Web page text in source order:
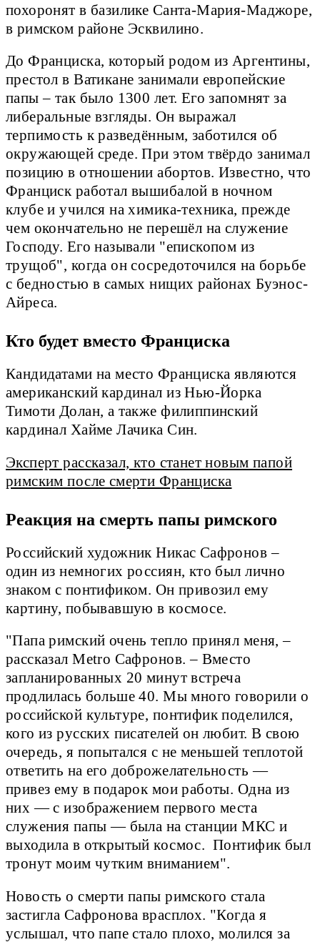
похоронят в базилике Санта-Мария-Маджоре,
в римском районе Эсквилино.
До Франциска, который родом из Аргентины,
престол в Ватикане занимали европейские
папы – так было 1300 лет. Его запомнят за
либеральные взгляды. Он выражал
терпимость к разведённым, заботился об
окружающей среде. При этом твёрдо занимал
позицию в отношении абортов. Известно, что
Франциск работал вышибалой в ночном
клубе и учился на химика-техника, прежде
чем окончательно не перешёл на служение
Господу. Его называли "епископом из
трущоб", когда он сосредоточился на борьбе
с бедностью в самых нищих районах Буэнос-
Айреса.
Кто будет вместо Франциска
Кандидатами на место Франциска являются
американский кардинал из Нью-Йорка
Тимоти Долан, а также филиппинский
кардинал Хайме Лачика Син.
Эксперт рассказал, кто станет новым папой
римским после смерти Франциска
Реакция на смерть папы римского
Российский художник Никас Сафронов –
один из немногих россиян, кто был лично
знаком с понтификом. Он привозил ему
картину, побывавшую в космосе.
"Папа римский очень тепло принял меня, –
рассказал Metro Сафронов. – Вместо
запланированных 20 минут встреча
продлилась больше 40. Мы много говорили о
российской культуре, понтифик поделился,
кого из русских писателей он любит. В свою
очередь, я попытался с не меньшей теплотой
ответить на его доброжелательность —
привез ему в подарок мои работы. Одна из
них — с изображением первого места
служения папы — была на станции МКС и
выходила в открытый космос. Понтифик был
тронут моим чутким вниманием".
Новость о смерти папы римского стала
застигла Сафронова врасплох. "Когда я
услышал, что папе стало плохо, молился за